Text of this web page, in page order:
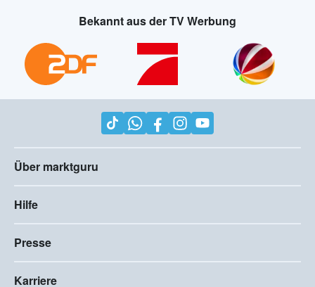
Bekannt aus der TV Werbung
Über marktguru
Hilfe
Presse
Karriere